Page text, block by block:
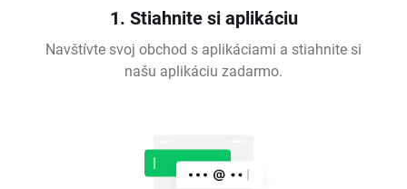
1. Stiahnite si aplikáciu
Navštívte svoj obchod s aplikáciami a stiahnite si
našu aplikáciu zadarmo.